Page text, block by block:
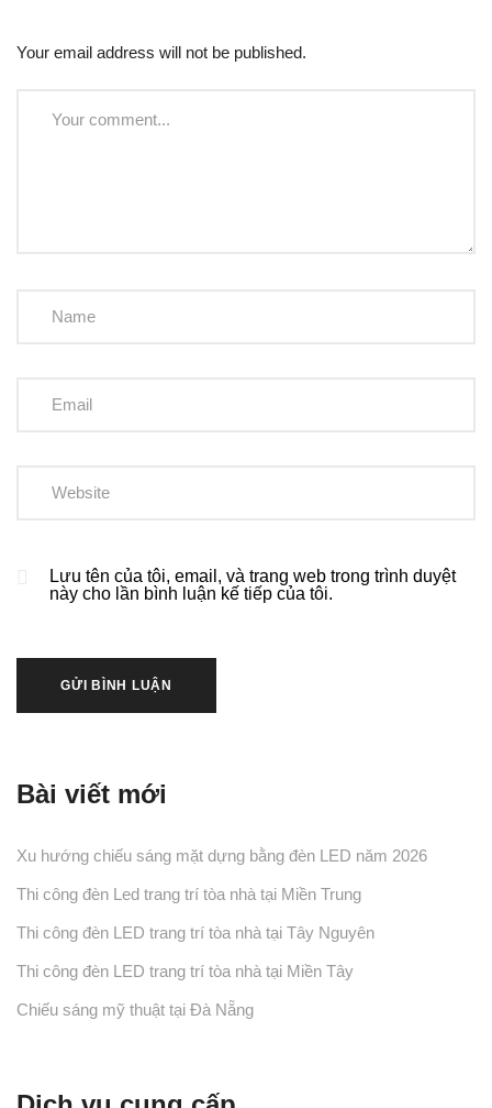
Your email address will not be published.
Lưu tên của tôi, email, và trang web trong trình duyệt
này cho lần bình luận kế tiếp của tôi.
Bài viết mới
Xu hướng chiếu sáng mặt dựng bằng đèn LED năm 2026
Thi công đèn Led trang trí tòa nhà tại Miền Trung
Thi công đèn LED trang trí tòa nhà tại Tây Nguyên
Thi công đèn LED trang trí tòa nhà tại Miền Tây
Chiếu sáng mỹ thuật tại Đà Nẵng